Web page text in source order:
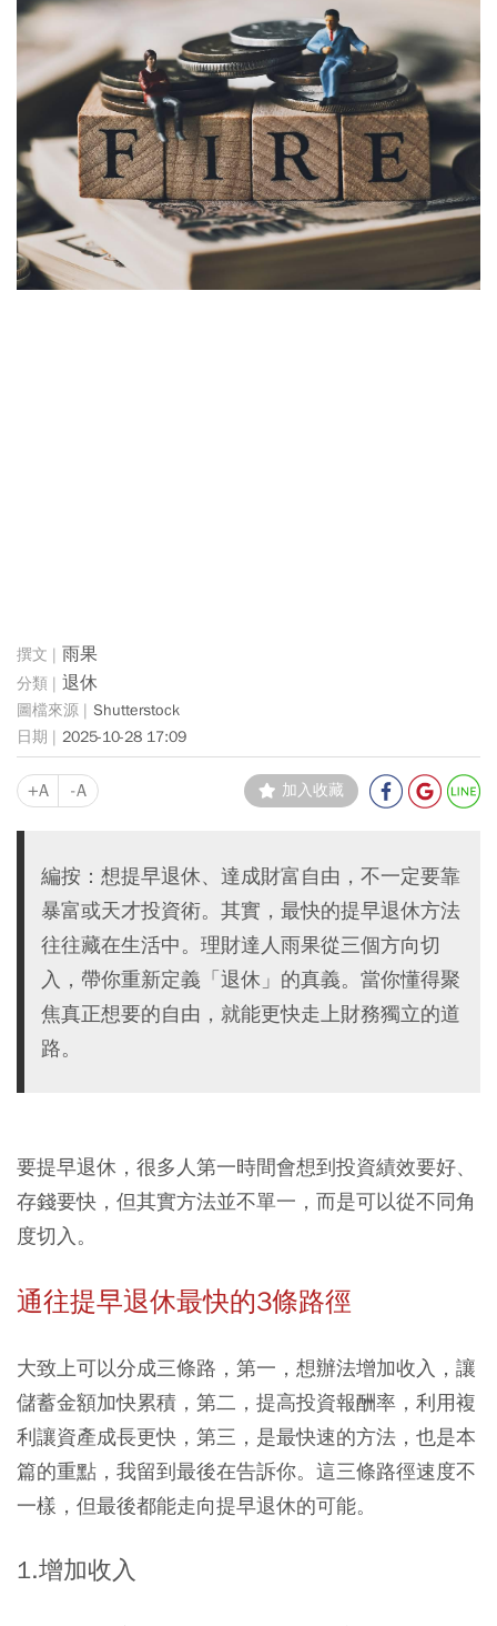
雨果
退休
Shutterstock
2025-10-28 17:09
+A -A 加入收藏
編按：想提早退休、達成財富自由，不一定要靠
暴富或天才投資術。其實，最快的提早退休方法
往往藏在生活中。理財達人雨果從三個方向切
入，帶你重新定義「退休」的真義。當你懂得聚
焦真正想要的自由，就能更快走上財務獨立的道
路。
要提早退休，很多人第一時間會想到投資績效要好、
存錢要快，但其實方法並不單一，而是可以從不同角
度切入。
通往提早退休最快的3條路徑
大致上可以分成三條路，第一，想辦法增加收入，讓
儲蓄金額加快累積，第二，提高投資報酬率，利用複
利讓資產成長更快，第三，是最快速的方法，也是本
篇的重點，我留到最後在告訴你。這三條路徑速度不
一樣，但最後都能走向提早退休的可能。
1.增加收入